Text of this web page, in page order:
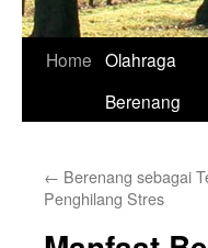
Home Olahraga
Berenang
← Berenang sebagai
Penghilang Stres